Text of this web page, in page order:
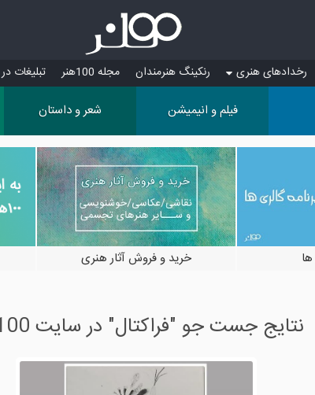
رخدادهای هنری رنکینگ هنرمندان مجله 100هنر تبلیغات در 100هنر
فیلم و انیمیشن شعر و داستان
خرید و فروش آثار هنری
نتایج جست جو "فراکتال" در سایت 100هنر